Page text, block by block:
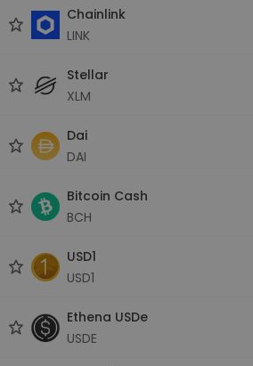
Chainlink
LINK
Stellar
XLM
Dai
DAI
Bitcoin Cash
BCH
USD1
USD1
Ethena USDe
USDE